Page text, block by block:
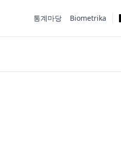
통계마당 Biometrika